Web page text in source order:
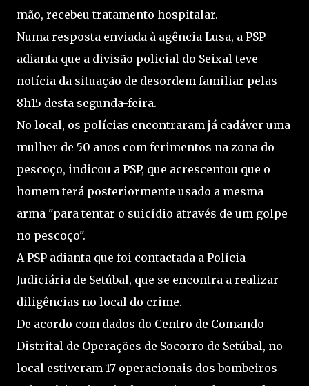
mão, recebeu tratamento hospitalar.
Numa resposta enviada à agência Lusa, a PSP
adianta que a divisão policial do Seixal teve
notícia da situação de desordem familiar pelas
8h15 desta segunda-feira.
No local, os polícias encontraram já cadáver uma
mulher de 50 anos com ferimentos na zona do
pescoço, indicou a PSP, que acrescentou que o
homem terá posteriormente usado a mesma
arma "para tentar o suicídio através de um golpe
no pescoço".
A PSP adianta que foi contactada a Polícia
Judiciária de Setúbal, que se encontra a realizar
diligências no local do crime.
De acordo com dados do Centro de Comando
Distrital de Operações de Socorro de Setúbal, no
local estiveram 17 operacionais dos bombeiros